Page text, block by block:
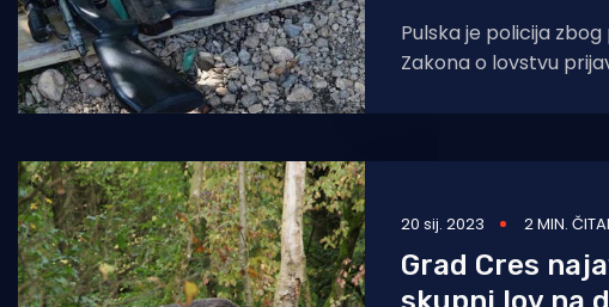
Pulska je policija
Zakona o lovstvu
mogao. Muškarca
20 sij. 2023 2 MIN.
Grad Cres